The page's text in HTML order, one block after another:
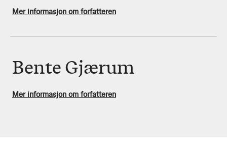
Mer informasjon om forfatteren
Bente Gjærum
Mer informasjon om forfatteren